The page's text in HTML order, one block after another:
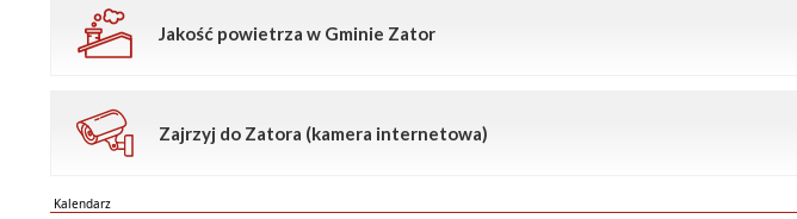
Jakość powietrza w Gminie Zator
Zajrzyj do Zatora (kamera internetowa)
Kalendarz